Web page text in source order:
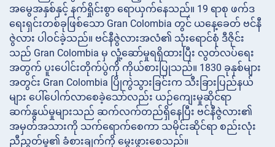
အမွေအနှစ်နှင့် နက်ရှိုင်းစွာ ရောယှက်နေသည်။ 19 ရာစု ဖက်ဒ
ရေးရှင်းတစ်ခုဖြစ်သော Gran Colombia တွင် ယနေ့ခေတ် ဗင်နီ
ဇွဲလား ပါဝင်ခဲ့သည်။ ဗင်နီဇွဲလားအလံ၏ သုံးရောင်စုံ ဒီဇိုင်း
သည် Gran Colombia မှ လှုံ့ဆော်မှုရရှိထားပြီး လွတ်လပ်ရေး
အတွက် ပူးပေါင်းတိုက်ပွဲကို ကိုယ်စားပြုသည်။ 1830 ခုနှစ်များ
အတွင်း Gran Colombia ပြိုကွဲသွားခြင်းက သီးခြားပြည်နယ်
များ ပေါ်ပေါက်လာစေခဲ့သော်လည်း ယဉ်ကျေးမှုဆိုင်ရာ
ဆက်နွယ်မှုများသည် ဆက်လက်တည်ရှိနေပြီး ဗင်နီဇွဲလား၏
အမှတ်အသားကို သက်ရောက်စေကာ သမိုင်းဆိုင်ရာ စည်းလုံး
ညီညွတ်မှု၏ ခံစားချက်ကို မွေးဖွားစေသည်။